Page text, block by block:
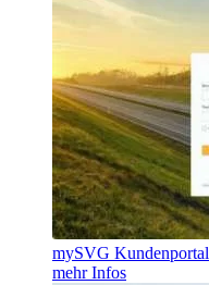
mySVG Kundenportal
mehr Infos